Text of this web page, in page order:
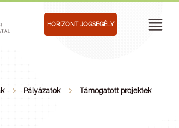
HORIZONT JOGSEGÉLY
Pályázatok
Támogatott projektek